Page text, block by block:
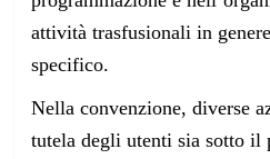
attività trasfusionali in
specifico.
Nella convenzione, diverse
tutela degli utenti sia sotto il